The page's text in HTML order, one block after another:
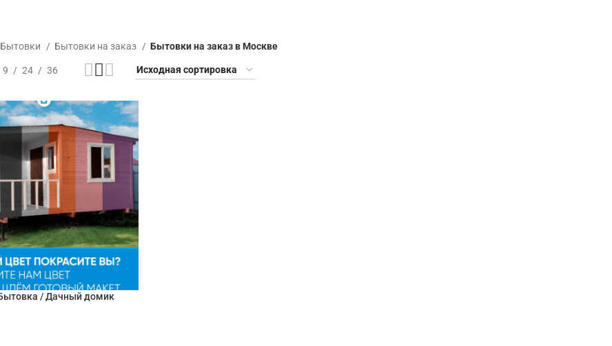
Бытовки Бытовки на заказ Бытовки на заказ в Москве
9 24 36
/ Дачный домик